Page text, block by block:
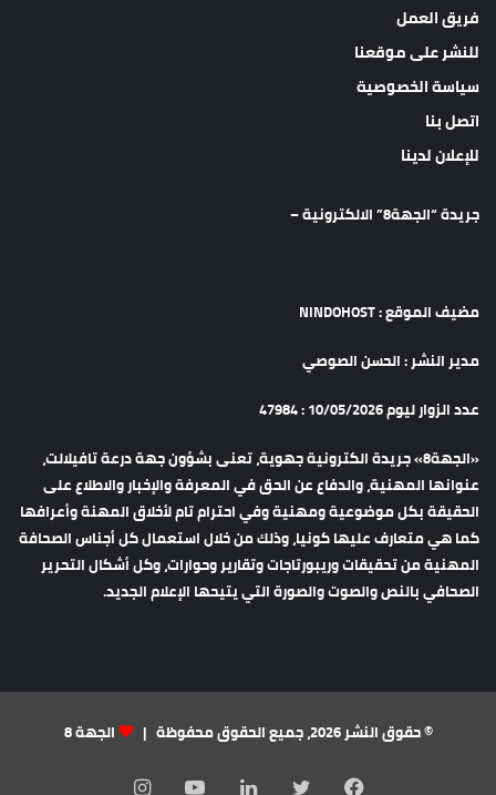
فريق العمل
للنشر على موقعنا
سياسة الخصوصية
اتصل بنا
للإعلان لدينا
جريدة “الجهة8” الالكترونية –
مضيف الموقع : NINDOHOST
مدير النشر : الحسن الصوصي
عدد الزوار ليوم 10/05/2026 : 47984
«الجهة8» جريدة الكترونية جهوية، تعنى بشؤون جهة درعة تافيلالت،
عنوانها المهنية، والدفاع عن الحق في المعرفة والإخبار والاطلاع على
الحقيقة بكل موضوعية ومهنية وفي احترام تام لأخلاق المهنة وأعرافها
كما هي متعارف عليها كونيا، وذلك من خلال استعمال كل أجناس الصحافة
المهنية من تحقيقات وريبورتاجات وتقارير وحوارات، وكل أشكال التحرير
الصحافي بالنص والصوت والصورة التي يتيحها الإعلام الجديد.
© حقوق النشر 2026، جميع الحقوق محفوظة | الجهة 8